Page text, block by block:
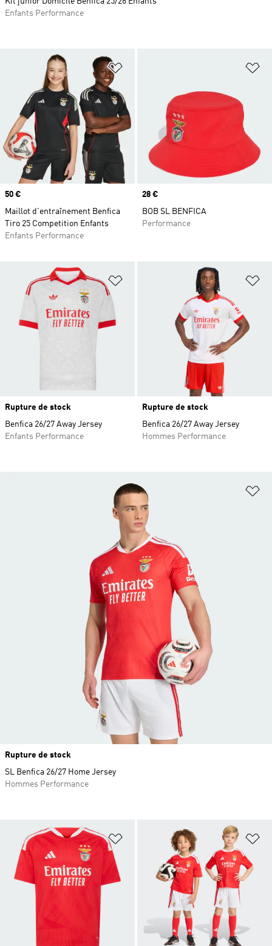
Ajouter à la Liste de produits
Prix
50 €
Maillot d'entraînement Benfica
Tiro 25 Competition Enfants
Enfants Performance
Prix
28 €
BOB SL BENFICA
Performance
Ajouter à la Liste de produits
Rupture de stock
Benfica 26/27 Away Jersey
Enfants Performance
Rupture de stock
Benfica 26/27 Away Jersey
Hommes Performance
Ajouter à la Liste de produits
Enfants Performance
Rupture de stock
SL Benfica 26/27 Home Jersey
Hommes Performance